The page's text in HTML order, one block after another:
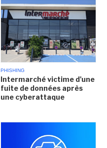
PHISHING
Intermarché victime d'une
fuite de données après
une cyberattaque